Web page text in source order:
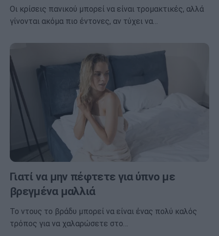
Οι κρίσεις πανικού μπορεί να είναι τρομακτικές, αλλά
γίνονται ακόμα πιο έντονες, αν τύχει να…
Γιατί να μην πέφτετε για ύπνο με
βρεγμένα μαλλιά
Το ντους το βράδυ μπορεί να είναι ένας πολύ καλός
τρόπος για να χαλαρώσετε στο…